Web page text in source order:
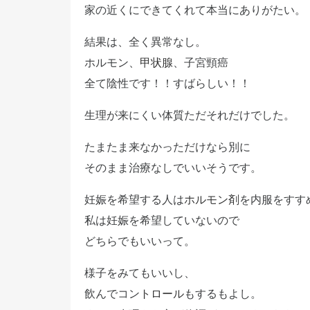
家の近くにできてくれて本当にありがたい。
結果は、全く異常なし。
ホルモン、 甲状腺 、子宮頸癌
全て陰性です！！すばらしい！！
生理が来にくい体質ただそれだけでした。
たまたま来なかっただけなら別に
そのまま治療なしでいいそうです。
妊娠を希望する人はホルモン剤 を内服をすす
私は妊娠を希望していないので
どちらでもいいって。
様子をみてもいいし、
飲んでコン トロールもするもよし。